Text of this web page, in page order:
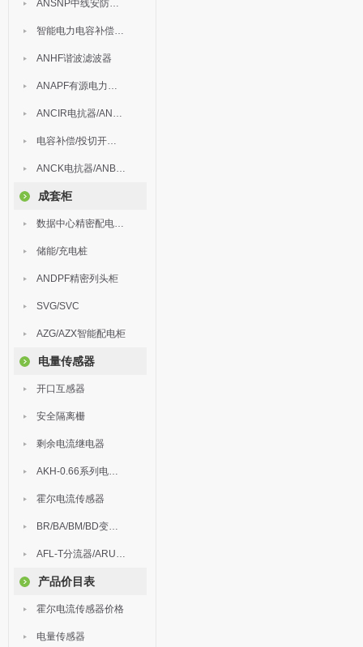
ANSNP中线安防保护器
智能电力电容补偿装置
ANHF谐波滤波器
ANAPF有源电力滤波器
ANCIR电抗器/ANHPD300谐波保护器
电容补偿/投切开关/ARC
ANCK电抗器/ANBSMJ自愈式低压并联电容器
成套柜
数据中心精密配电监控装置
储能/充电桩
ANDPF精密列头柜
SVG/SVC
AZG/AZX智能配电柜
电量传感器
开口互感器
安全隔离栅
剩余电流继电器
AKH-0.66系列电流互感器
霍尔电流传感器
BR/BA/BM/BD变送器
AFL-T分流器/ARU浪涌保护器
产品价目表
霍尔电流传感器价格
电量传感器